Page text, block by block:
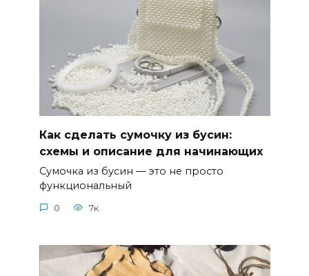
Как сделать сумочку из бусин:
схемы и описание для начинающих
Сумочка из бусин — это не просто
функциональный
0 7к.